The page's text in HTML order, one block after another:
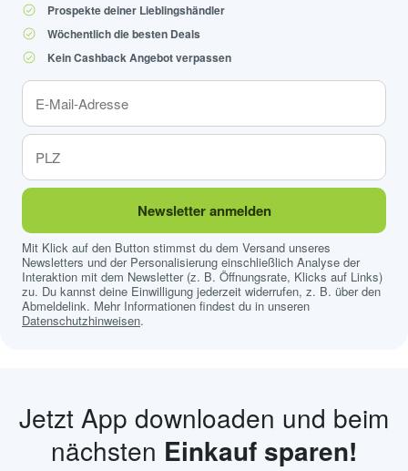
Prospekte deiner Lieblingshändler
Wöchentlich die besten Deals
Kein Cashback Angebot verpassen
Newsletter anmelden
Mit Klick auf den Button stimmst du dem Versand unseres
Newsletters und der Personalisierung einschließlich Analyse der
Interaktion mit dem Newsletter (z. B. Öffnungsrate, Klicks auf Links)
zu. Du kannst deine Einwilligung jederzeit widerrufen, z. B. über den
Abmeldelink. Mehr Informationen findest du in unseren
Datenschutzhinweisen.
Jetzt App downloaden und beim
nächsten Einkauf sparen!